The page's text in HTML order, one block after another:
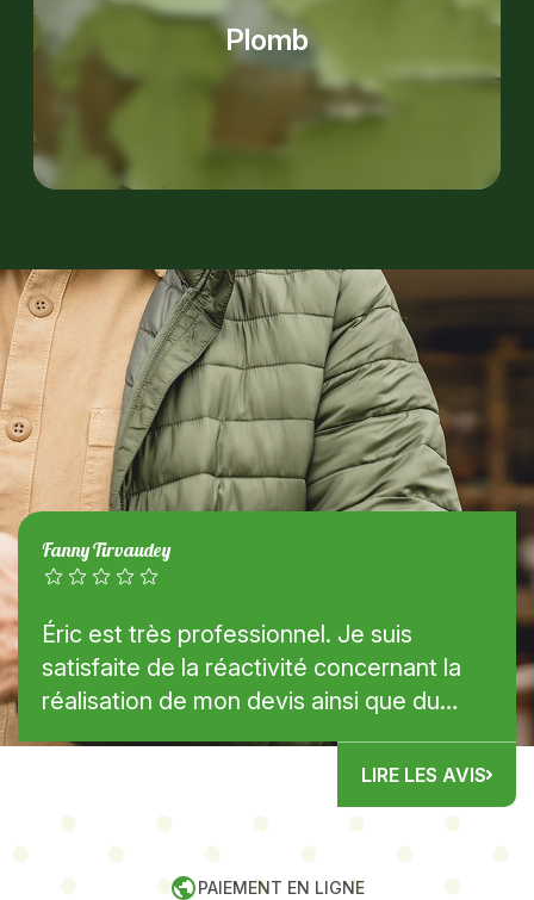
Plomb
Fanny Tirvaudey
Éric est très professionnel. Je suis
satisfaite de la réactivité concernant la
réalisation de mon devis ainsi que du
contact lors de notre rendez-vous pour
LIRE LES AVIS
PAIEMENT EN LIGNE